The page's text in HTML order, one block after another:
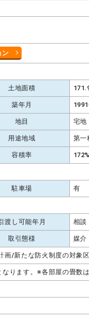
ン
土地面積
築年月
地目 宅地
用途地域 第一
容積率 172%
駐車場 有
渡し可能年月 相談
取引態様 媒介
画/新たな防火制度の対象
ります。※各部屋の畳数